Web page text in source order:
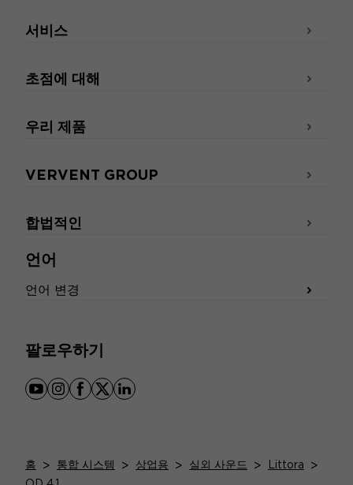
언어
언어 변경
팔로우하기
youtube
instagram
facebook
x linkedin
서비스
초점에 대해
우리 제품
VERVENT GROUP
합법적인
홈 > 통합 시스템 > 상업용 > 실외 사운드 > Littora >